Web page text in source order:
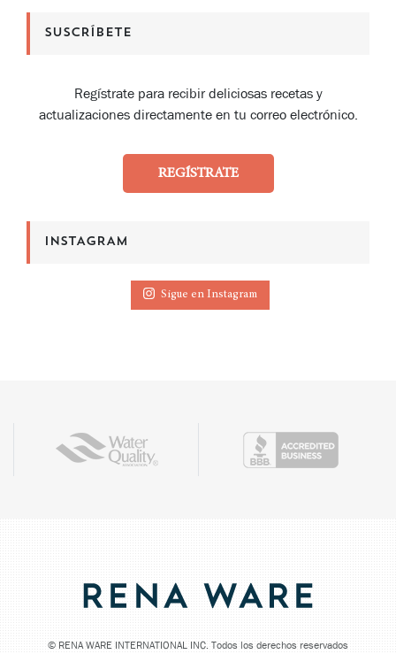
SUSCRÍBETE
Regístrate para recibir deliciosas recetas y
actualizaciones directamente en tu correo electrónico.
REGÍSTRATE
INSTAGRAM
Sigue en Instagram
© RENA WARE INTERNATIONAL INC. Todos los derechos reservados